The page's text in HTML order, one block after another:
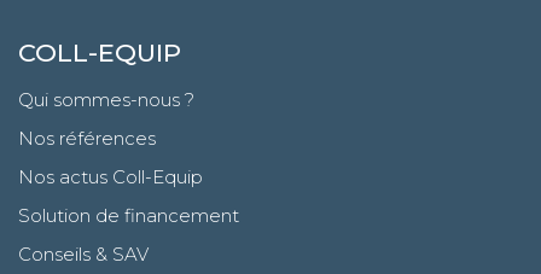
COLL-EQUIP
Qui sommes-nous ?
Nos références
Nos actus Coll-Equip
Solution de financement
Conseils & SAV